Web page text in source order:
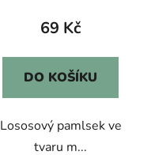
69 Kč
DO KOŠÍKU
Lososový pamlsek ve
tvaru m...